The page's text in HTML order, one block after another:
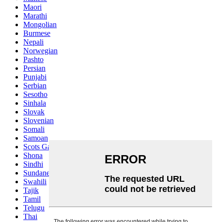
Maori
Marathi
Mongolian
Burmese
Nepali
Norwegian
Pashto
Persian
Punjabi
Serbian
Sesotho
Sinhala
Slovak
Slovenian
Somali
Samoan
Scots Gaelic
Shona
Sindhi
Sundanese
Swahili
Tajik
Tamil
Telugu
Thai